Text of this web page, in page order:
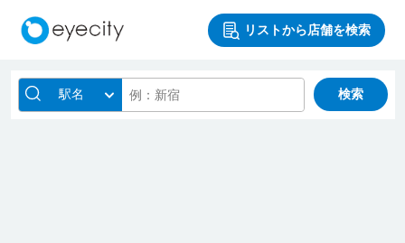
リストから店舗を検索
駅名 検索